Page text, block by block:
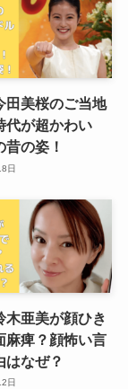
田美桜のご当地
代が超かわい
の姿！
日
木亜美が顔ひき
麻痺？顔怖い言
はなぜ？
日